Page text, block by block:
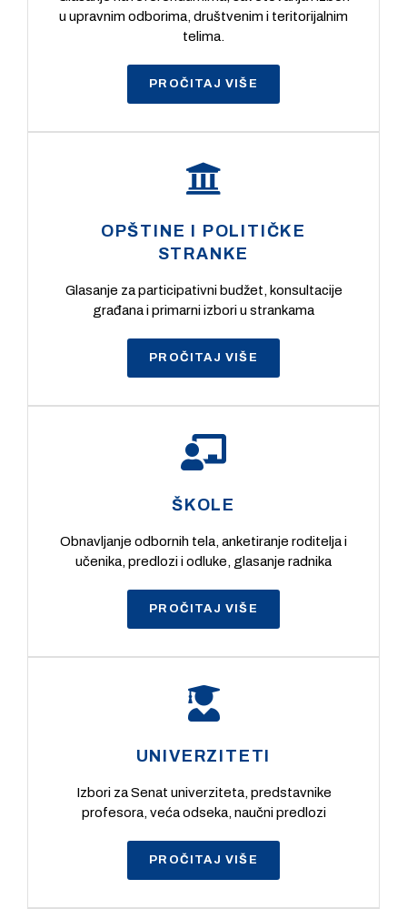
u upravnim odborima, društvenim i teritorijalnim
telima.
PROČITAJ VIŠE
OPŠTINE I POLITIČKE
STRANKE
Glasanje za participativni budžet, konsultacije
građana i primarni izbori u strankama
PROČITAJ VIŠE
ŠKOLE
Obnavljanje odbornih tela, anketiranje roditelja i
učenika, predlozi i odluke, glasanje radnika
PROČITAJ VIŠE
UNIVERZITETI
Izbori za Senat univerziteta, predstavnike
profesora, veća odseka, naučni predlozi
PROČITAJ VIŠE